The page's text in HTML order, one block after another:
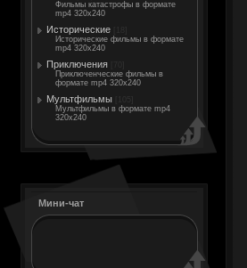
Фильмы катастрофы в формате
mp4 320x240
Исторические
Исторические фильмы в формате
mp4 320x240
Приключения
Приключенческие фильмы в
формате mp4 320x240
Мультфильмы
Мультфильмы в формате mp4
320x240
Мини-чат